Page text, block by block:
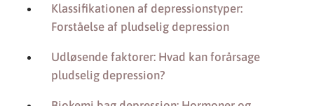
Klassifikationen af depressionstyper:
Forståelse af pludselig depression
Udløsende faktorer: Hvad kan forårsage
pludselig depression?